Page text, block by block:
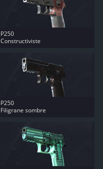
P250
Constructiviste
P250
Filigrane sombre